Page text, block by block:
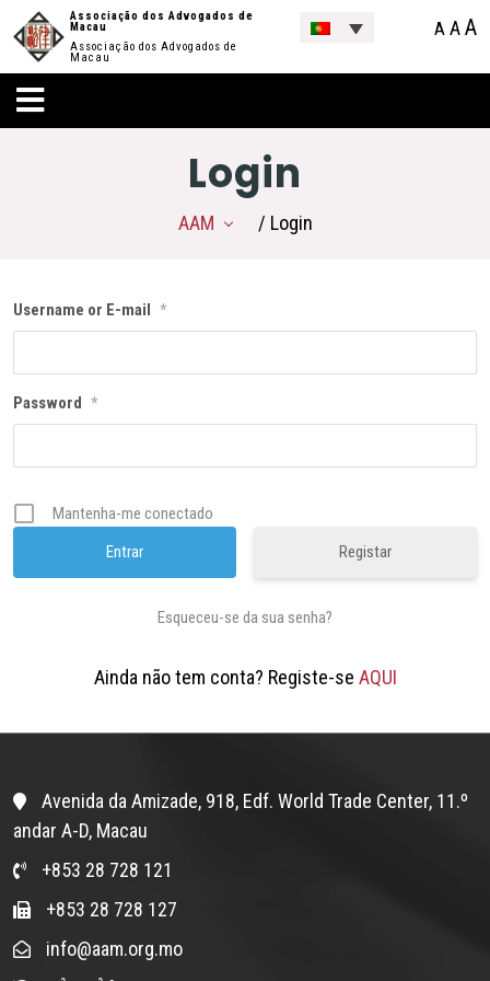
Associação dos Advogados de
Macau
Associação dos Advogados de
Macau
A AA
Login
AAM / Login
Username or E-mail *
Password *
Mantenha-me conectado
Registar
Esqueceu-se da sua senha?
Ainda não tem conta? Registe-se AQUI
Avenida da Amizade, 918, Edf. World Trade Center, 11.º
andar A-D, Macau
+853 28 728 121
+853 28 728 127
info@aam.org.mo